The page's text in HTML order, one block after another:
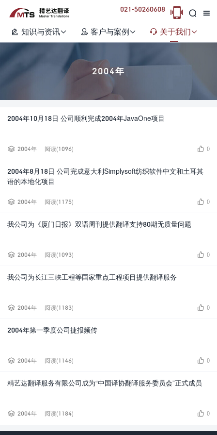


021-50260608 
 知识与资讯  客户与案例  关于我们
2004年
2004年10月18日 公司顺利完成2004年JavaOne项目
 2004年 阅读(1096)  0
2004年8月18日 公司完成意大利Simplysoft纺织软件中文和土耳其
语的本地化项目
 2004年 阅读(1175)  0
我公司为《厦门日报》双语周刊提供翻译支持80期无质量问题
 2004年 阅读(1093)  0
我公司为长江三峡工程等国家重点工程项目提供翻译服务
 2004年 阅读(1183)  0
2004年第一季度公司捷报频传
 2004年 阅读(1146)  0
精艺达翻译服务有限公司成为“中国译协翻译服务委员会”正式成员
 2004年 阅读(1184)  0